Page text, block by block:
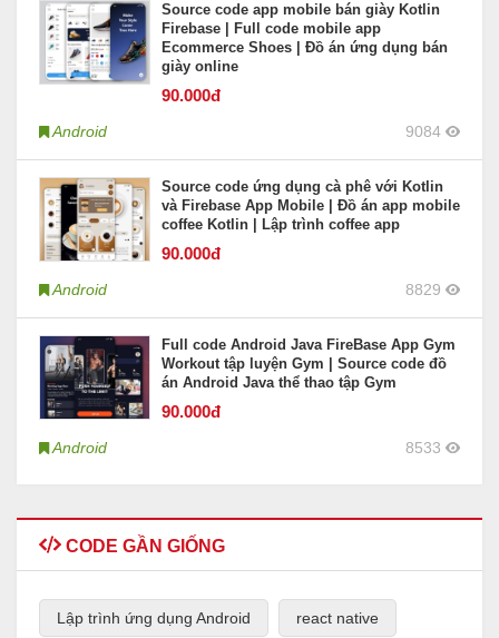
Source code app mobile bán giày Kotlin
Firebase | Full code mobile app
Ecommerce Shoes | Đồ án ứng dụng bán
giày online
90.000đ
Android 9084
Source code ứng dụng cà phê với Kotlin
và Firebase App Mobile | Đồ án app mobile
coffee Kotlin | Lập trình coffee app
90.000đ
Android 8829
Full code Android Java FireBase App Gym
Workout tập luyện Gym | Source code đồ
án Android Java thể thao tập Gym
90.000đ
Android 8533
CODE GẦN GIỐNG
Lập trình ứng dụng Android react native